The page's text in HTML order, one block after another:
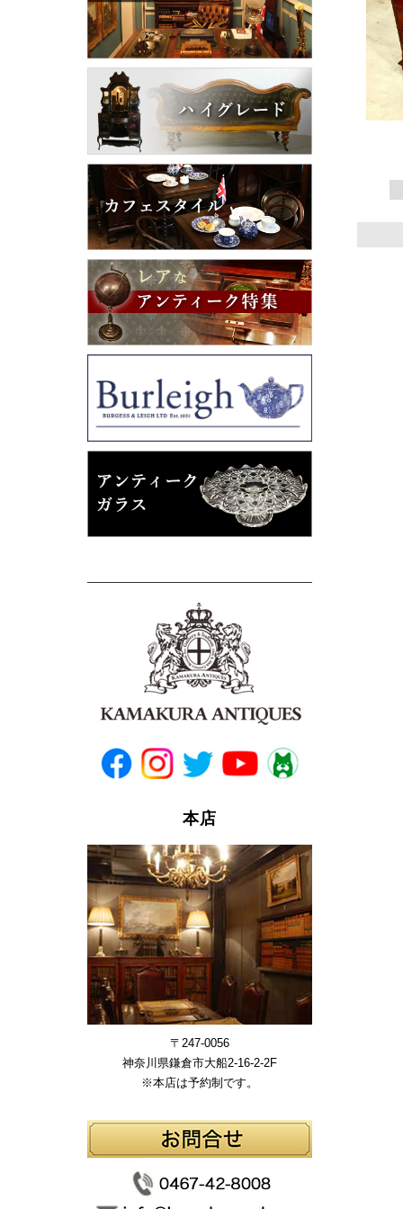
本店
〒247-0056
神奈川県鎌倉市大船2-16-2-2F
※本店は予約制です。